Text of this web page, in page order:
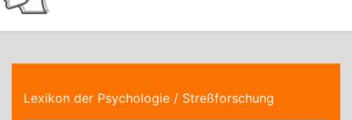
Lexikon der Psychologie / Streßforschung